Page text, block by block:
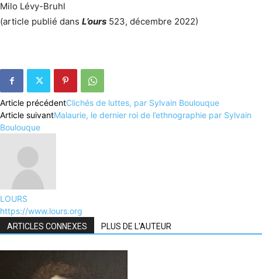
Milo Lévy-Bruhl
(article publié dans L’ours 523, décembre 2022)
Article précédentClichés de luttes, par Sylvain Boulouque
Article suivantMalaurie, le dernier roi de l’ethnographie par Sylvain
Boulouque
LOURS
https://www.lours.org
ARTICLES CONNEXES PLUS DE L'AUTEUR